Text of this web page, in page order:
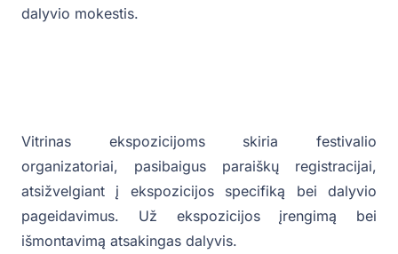
dalyvio mokestis.
Vitrinas ekspozicijoms skiria festivalio
organizatoriai, pasibaigus paraiškų registracijai,
atsižvelgiant į ekspozicijos specifiką bei dalyvio
pageidavimus. Už ekspozicijos įrengimą bei
išmontavimą atsakingas dalyvis.